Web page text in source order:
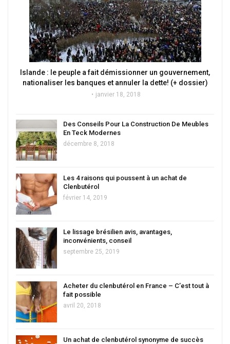
Islande : le peuple a fait démissionner un gouvernement,
nationaliser les banques et annuler la dette! (+ dossier)
janvier 18, 2018
Des Conseils Pour La Construction De Meubles
En Teck Modernes
décembre 8, 2018
Les 4 raisons qui poussent à un achat de
Clenbutérol
février 14, 2019
Le lissage brésilien avis, avantages,
inconvénients, conseil
septembre 25, 2019
Acheter du clenbutérol en France – C’est tout à
fait possible
avril 20, 2018
Un achat de clenbutérol synonyme de succès